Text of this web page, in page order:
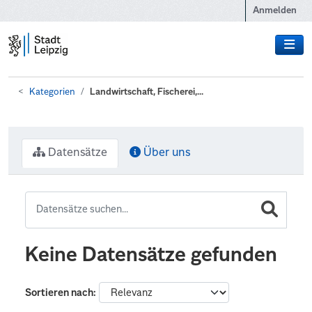
Anmelden
Kategorien Landwirtschaft, Fischerei,...
Datensätze Über uns
Keine Datensätze gefunden
Sortieren nach